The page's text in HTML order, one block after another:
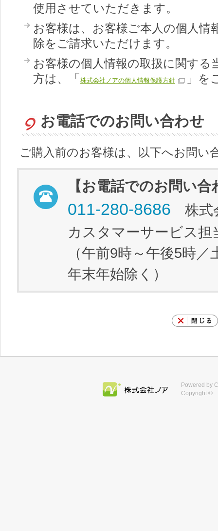
使用させていただきます。
お客様は、お客様ご本人の個人情
除をご請求いただけます。
お客様の個人情報の取扱に関す
方は、「 株式会社ノアの個人情報保護方針 」を
お電話でのお問い合わせ
ご購入前のお客様は、以下へお問い
【お電話でのお問い合
011-280-8686 株式
カスタマーサービス担
（午前9時～午後5時
年末年始除く）
Powered by
Copyright ©